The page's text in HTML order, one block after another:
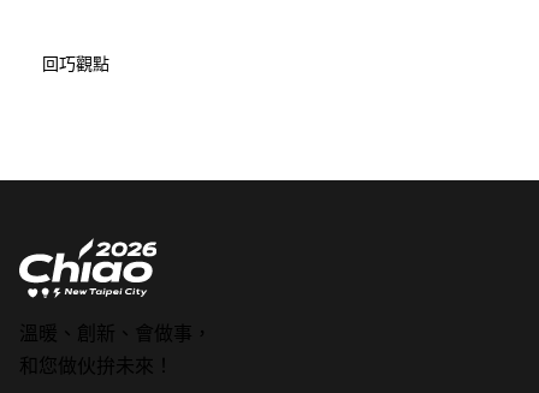
回巧觀點
溫暖、創新、會做事，
和您做伙拚未來！